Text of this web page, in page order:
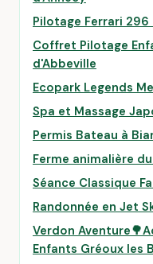
Pilotage Ferrari
Coffret Pilotage
d'Abbeville
Ecopark Legends
Spa et Massage
Permis Bateau à
Ferme animalière
Séance Classique
Randonnée en Jet
Verdon
Enfants Gréoux les